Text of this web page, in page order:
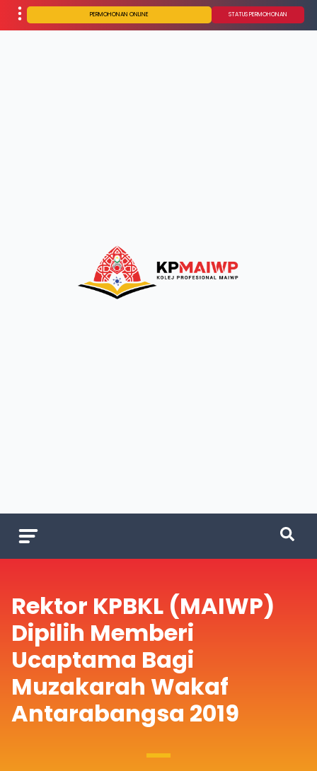
PERMOHONAN ONLINE STATUS PERMOHONAN
Rektor KPBKL (MAIWP)
Dipilih Memberi
Ucaptama Bagi
Muzakarah Wakaf
Antarabangsa 2019